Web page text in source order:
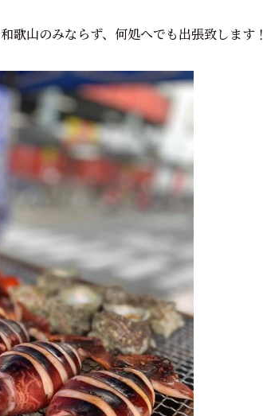
歌山のみならず、何処へでも出張致します！